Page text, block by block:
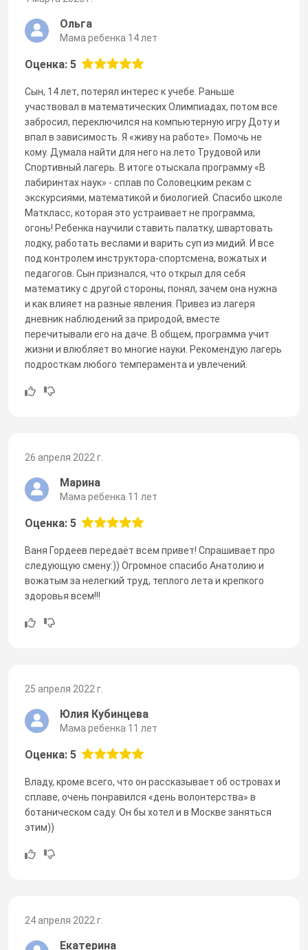
Ольга
Мама ребенка 14 лет
Оценка: 5
Сын, 14 лет, потерял интерес к учебе. Раньше
участвовал в математических Олимпиадах, потом все
забросил, переключился на компьютерную игру Доту и
впал в зависимость. Я «живу на работе». Помочь не
кому. Думала найти для него на лето Трудовой или
Спортивный лагерь. В итоге отыскала программу «В
лабиринтах наук» - сплав по Соловецким рекам с
экскурсиями, математикой и биологией. Спасибо школе
Маткласс, которая это устраивает не программа,
огонь! Ребенка научили ставить палатку, швартовать
лодку, работать веслами и варить суп из мидий. И все
под контролем инструктора-спортсмена, вожатых и
педагогов. Сын признался, что открыл для себя
математику с другой стороны, понял, зачем она нужна
и как влияет на разные явления. Привез из лагеря
дневник наблюдений за природой, вместе
перечитывали его на даче. В общем, программа учит
жизни и влюбляет во многие науки. Рекомендую лагерь
подросткам любого темперамента и увлечений.
26 апреля 2022 г.
Марина
Мама ребенка 11 лет
Оценка: 5
Ваня Гордеев передаёт всем привет! Спрашивает про
следующую смену:)) Огромное спасибо Анатолию и
вожатым за нелегкий труд, теплого лета и крепкого
здоровья всем!!!
25 апреля 2022 г.
Юлия Кубинцева
Мама ребенка 11 лет
Оценка: 5
Владу, кроме всего, что он рассказывает об островах и
сплаве, очень понравился «день волонтерства» в
ботаническом саду. Он бы хотел и в Москве заняться
этим))
24 апреля 2022 г.
Екатерина